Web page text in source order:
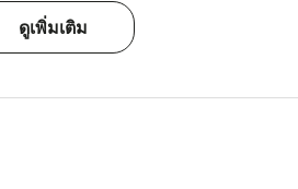
ดูเพิ่มเติม